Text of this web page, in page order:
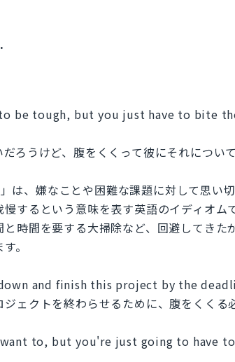
be tough, but you just have to bite
ろうけど、腹をくくって彼にそれについ
は、嫌なことや困難な課題に対して思い
慢するという意味を表す英語のイディオム
時間を要する大掃除など、回避してきた
。
and finish this project by the
ェクトを終わらせるために、腹をくくる
to, but you're just going to have